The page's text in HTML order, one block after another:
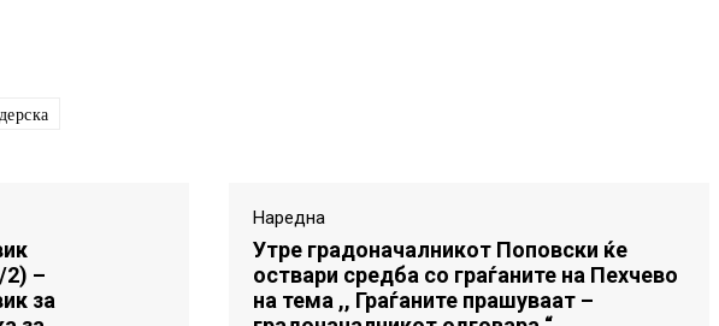
2) –
за
Наредна
Утре градоначалникот Поповски ќе
оствари средба со граѓаните на Пехчево
на тема ,, Граѓаните прашуваат –